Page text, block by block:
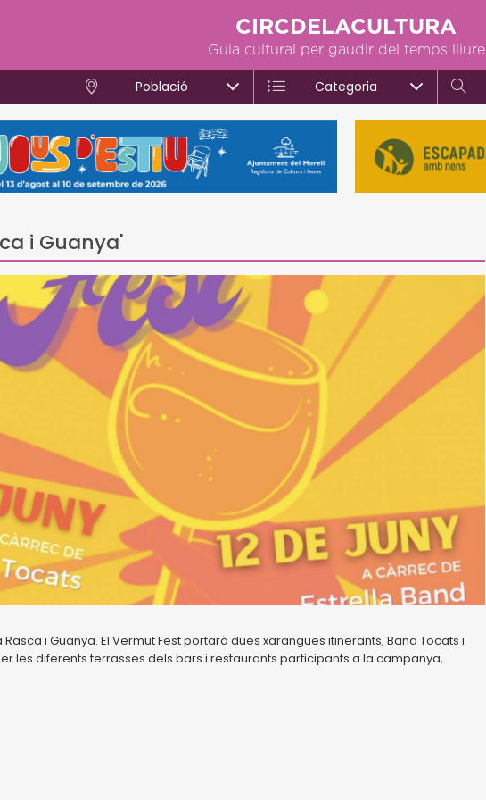
CIRCDELACULTURA
Guia cultural per gaudir del temps lliure
Població Categoria
i Guanya'
i Guanya. El Vermut Fest portarà dues xarangues itinerants, Band Tocats i
les diferents terrasses dels bars i restaurants participants a la campanya,